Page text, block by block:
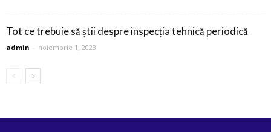
Tot ce trebuie să știi despre inspecția tehnică periodică
admin - noiembrie 1, 2023